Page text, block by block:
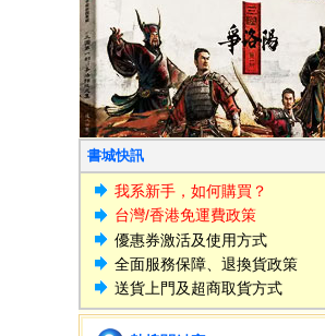
書城快訊
我系新手，如何購買？
台灣/香港免運費政策
優惠券激活及使用方式
全面服務保障、退換貨政策
送貨上門及超商取貨方式